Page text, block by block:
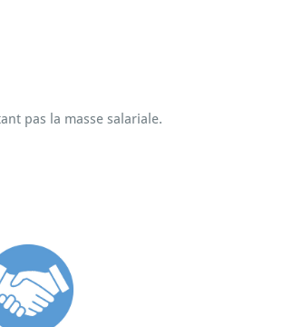
pas la masse salariale.